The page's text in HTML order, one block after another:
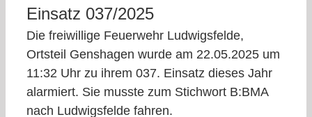
Einsatz 037/2025
Die freiwillige Feuerwehr Ludwigsfelde,
Ortsteil Genshagen wurde am 22.05.2025 um
11:32 Uhr zu ihrem 037. Einsatz dieses Jahr
alarmiert. Sie musste zum Stichwort B:BMA
nach Ludwigsfelde fahren.